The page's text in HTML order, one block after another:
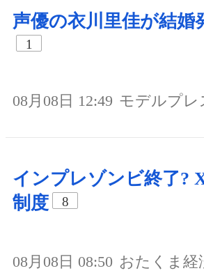
声優の衣川里佳が結婚
1
08月08日 12:49 モデルプレ
インプレゾンビ終了?
制度
8
08月08日 08:50 おたくま経